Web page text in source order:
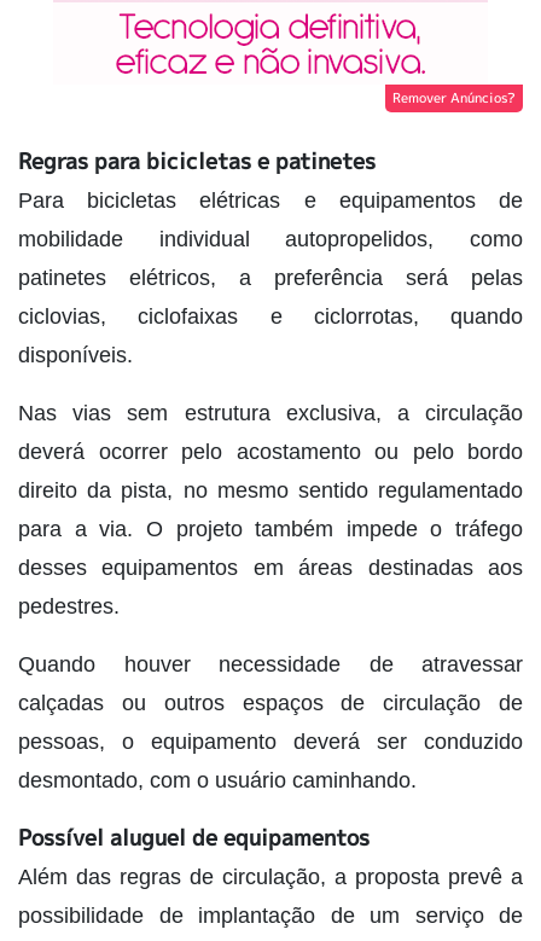
Remover Anúncios?
Regras para bicicletas e patinetes
Para bicicletas elétricas e equipamentos de
mobilidade individual autopropelidos, como
patinetes elétricos, a preferência será pelas
ciclovias, ciclofaixas e ciclorrotas, quando
disponíveis.
Nas vias sem estrutura exclusiva, a circulação
deverá ocorrer pelo acostamento ou pelo bordo
direito da pista, no mesmo sentido regulamentado
para a via. O projeto também impede o tráfego
desses equipamentos em áreas destinadas aos
pedestres.
Quando houver necessidade de atravessar
calçadas ou outros espaços de circulação de
pessoas, o equipamento deverá ser conduzido
desmontado, com o usuário caminhando.
Possível aluguel de equipamentos
Além das regras de circulação, a proposta prevê a
possibilidade de implantação de um serviço de